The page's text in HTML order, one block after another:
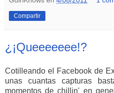
Compartir
¿¡Queeeeeee!?
Cotilleando el Facebook de
unas cuantas capturas
momentos de chillin' en